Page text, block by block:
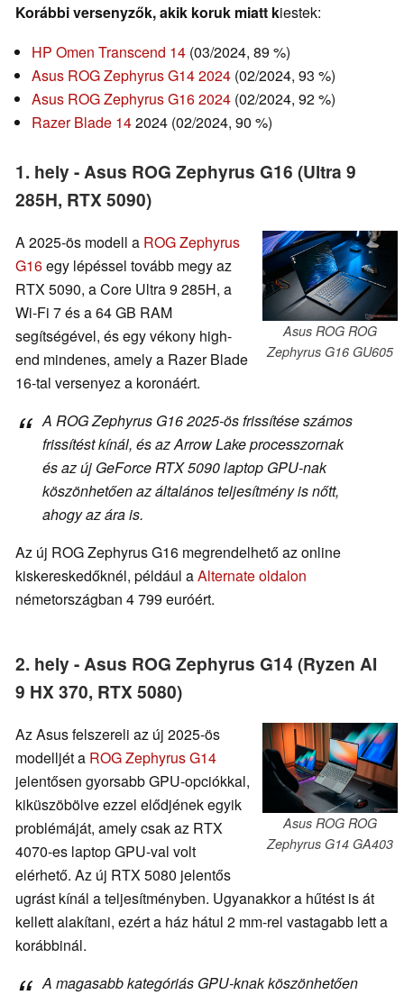
Korábbi versenyzők, akik koruk miatt kiestek:
HP Omen Transcend 14 (03/2024, 89 %)
Asus ROG Zephyrus G14 2024 (02/2024, 93 %)
Asus ROG Zephyrus G16 2024 (02/2024, 92 %)
Razer Blade 142024 (02/2024, 90 %)
1. hely - Asus ROG Zephyrus G16 (Ultra 9
285H, RTX 5090)
Asus ROG ROG
Zephyrus G16 GU605
A 2025-ös modell a ROG Zephyrus
G16egy lépéssel tovább megy az
RTX 5090, a Core Ultra 9 285H, a
Wi-Fi 7 és a 64 GB RAM
segítségével, és egy vékony high-
end mindenes, amely a Razer Blade
16-tal versenyez a koronáért.
A ROG Zephyrus G16 2025-ös frissítése számos
frissítést kínál, és az Arrow Lake processzornak
és az új GeForce RTX 5090 laptop GPU-nak
köszönhetően az általános teljesítmény is nőtt,
ahogy az ára is.
Az új ROG Zephyrus G16 megrendelhető az online
kiskereskedőknél, például aAlternate oldalon
németországban 4 799 euróért.
2. hely - Asus ROG Zephyrus G14 (Ryzen AI
9 HX 370, RTX 5080)
Asus ROG ROG
Zephyrus G14 GA403
Az Asus felszereli az új 2025-ös
modelljét a ROG Zephyrus G14
jelentősen gyorsabb GPU-opciókkal,
kiküszöbölve ezzel elődjének egyik
problémáját, amely csak az RTX
4070-es laptop GPU-val volt
elérhető. Az új RTX 5080 jelentős
ugrást kínál a teljesítményben. Ugyanakkor a hűtést is át
kellett alakítani, ezért a ház hátul 2 mm-rel vastagabb lett a
korábbinál.
A magasabb kategóriás GPU-knak köszönhetően